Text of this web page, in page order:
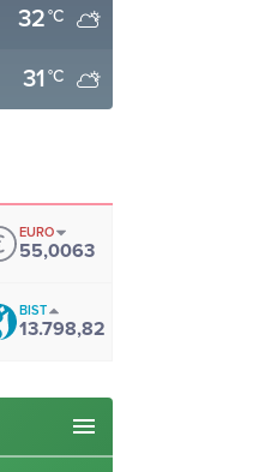
32°C
31°C
EURO
55,0063
BIST
13.798,82